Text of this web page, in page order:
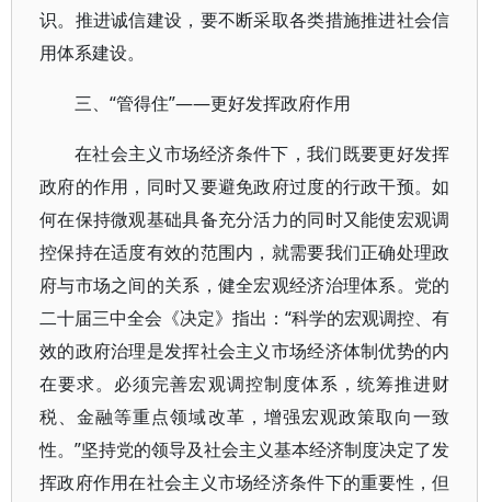
识。推进诚信建设，要不断采取各类措施推进社会信
用体系建设。
三、“管得住”——更好发挥政府作用
在社会主义市场经济条件下，我们既要更好发挥
政府的作用，同时又要避免政府过度的行政干预。如
何在保持微观基础具备充分活力的同时又能使宏观调
控保持在适度有效的范围内，就需要我们正确处理政
府与市场之间的关系，健全宏观经济治理体系。党的
二十届三中全会《决定》指出：“科学的宏观调控、有
效的政府治理是发挥社会主义市场经济体制优势的内
在要求。必须完善宏观调控制度体系，统筹推进财
税、金融等重点领域改革，增强宏观政策取向一致
性。”坚持党的领导及社会主义基本经济制度决定了发
挥政府作用在社会主义市场经济条件下的重要性，但